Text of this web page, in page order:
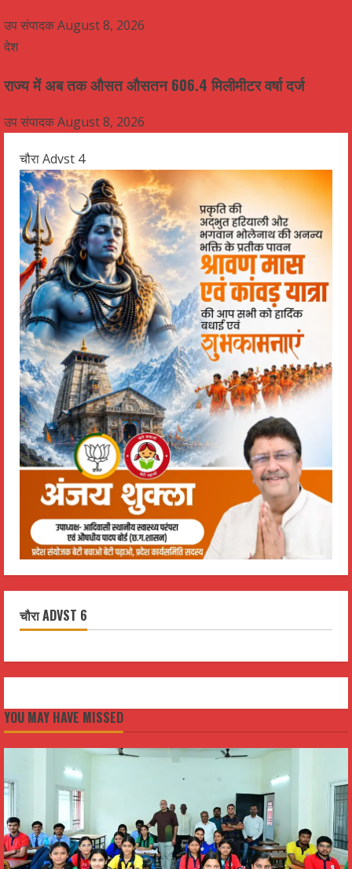
उप संपादकAugust 8, 2026
देश
राज्य में अब तक औसत औसतन 606.4 मिलीमीटर वर्षा दर्ज
उप संपादकAugust 8, 2026
चौरा Advst 4
चौरा ADVST 6
YOU MAY HAVE MISSED